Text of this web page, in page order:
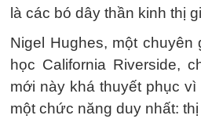
là các bó dây thần kinh thị
Nigel Hughes, một chuyên
học California Riverside,
mới này khá thuyết phục
một chức năng duy nhất: